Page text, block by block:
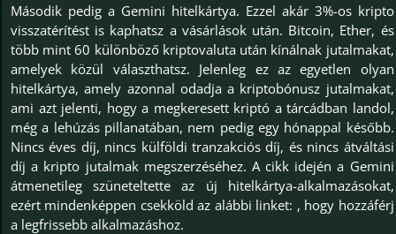
Második pedig a Gemini hitelkártya. Ezzel akár 3%-os kripto
visszatérítést is kaphatsz a vásárlások után. Bitcoin, Ether, és
több mint 60 különböző kriptovaluta után kínálnak jutalmakat,
amelyek közül választhatsz. Jelenleg ez az egyetlen olyan
hitelkártya, amely azonnal odadja a kriptobónusz jutalmakat,
ami azt jelenti, hogy a megkeresett kriptó a tárcádban landol,
még a lehúzás pillanatában, nem pedig egy hónappal később.
Nincs éves díj, nincs külföldi tranzakciós díj, és nincs átváltási
díj a kripto jutalmak megszerzéséhez. A cikk idején a Gemini
átmenetileg szüneteltette az új hitelkártya-alkalmazásokat,
ezért mindenképpen csekköld az alábbi linket: , hogy hozzáférj
a legfrissebb alkalmazáshoz.